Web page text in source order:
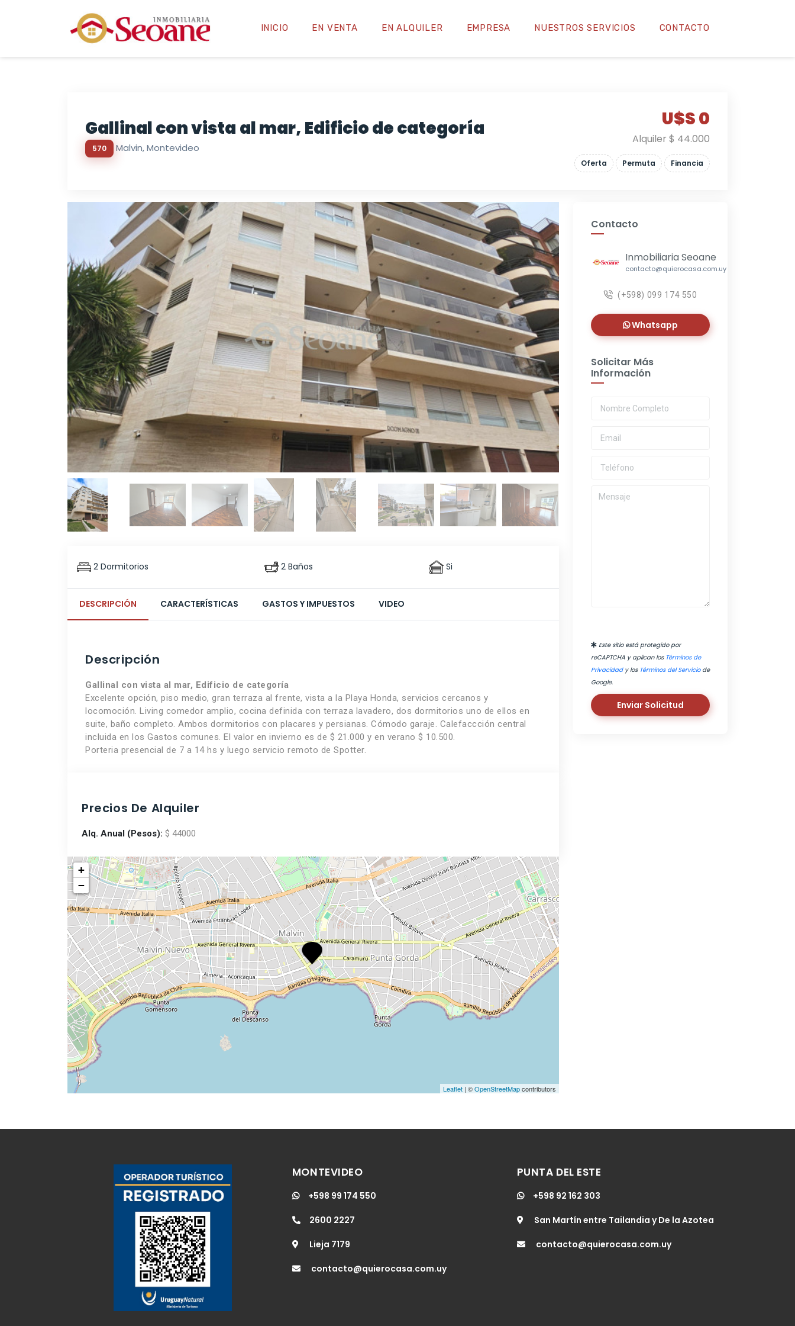
INICIO EN VENTA EN ALQUILER EMPRESA NUESTROS SERVICIOS CONTACTO
Gallinal con vista al mar, Edificio de categoría
570 Malvi­n, Montevideo
U$S 0
Alquiler $ 44.000
Oferta Permuta Financia
2 Dormitorios 2 Baños Si
DESCRIPCIÓN CARACTERÍSTICAS GASTOS Y IMPUESTOS VIDEO
Descripción
Gallinal con vista al mar, Edificio de categoría
Excelente opción, piso medio, gran terraza al frente, vista a la Playa Honda, servicios cercanos y
locomoción. Living comedor amplio, cocina definida con terraza lavadero, dos dormitorios uno de ellos en
suite, baño completo. Ambos dormitorios con placares y persianas. Cómodo garaje. Calefaccción central
incluida en los Gastos comunes. El valor en invierno es de $ 21.000 y en verano $ 10.500.
Porteria presencial de 7 a 14 hs y luego servicio remoto de Spotter.
Precios De Alquiler
Alq. Anual (Pesos): $ 44000
+
−
Leaflet | ©OpenStreetMapcontributors
Contacto
Inmobiliaria Seoane
contacto@quierocasa.com.uy
(+598) 099 174 550
Whatsapp
Solicitar Más
Información
Este sitio está protegido por
reCAPTCHA y aplican los Términos de
Privacidady los Términos del Serviciode
Google.
Enviar Solicitud
MONTEVIDEO
+598 99 174 550
2600 2227
Lieja 7179
contacto@quierocasa.com.uy
PUNTA DEL ESTE
+598 92 162 303
San Martín entre Tailandia y De la Azotea
contacto@quierocasa.com.uy